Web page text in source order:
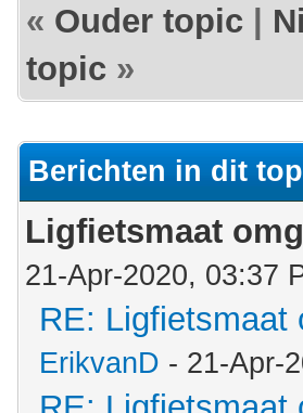
« Ouder topic
topic »
Berichten in dit
Ligfietsmaat
21-Apr-2020, 03:37
RE: Ligfietsmaat
ErikvanD - 21-Apr-